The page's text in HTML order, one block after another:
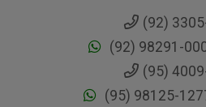
(92)
(92) 98291-
(95)
(95) 98125-